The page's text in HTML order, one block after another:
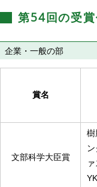
第54回の受
企業・一般の部
賞名
文部科学大臣賞
樹